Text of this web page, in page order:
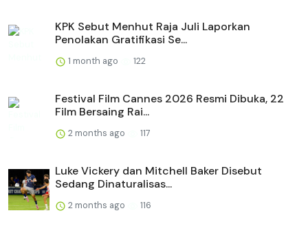
KPK Sebut Menhut Raja Juli Laporkan
Penolakan Gratifikasi Se...
1 month ago 122
Festival Film Cannes 2026 Resmi Dibuka, 22
Film Bersaing Rai...
2 months ago 117
Luke Vickery dan Mitchell Baker Disebut
Sedang Dinaturalisas...
2 months ago 116